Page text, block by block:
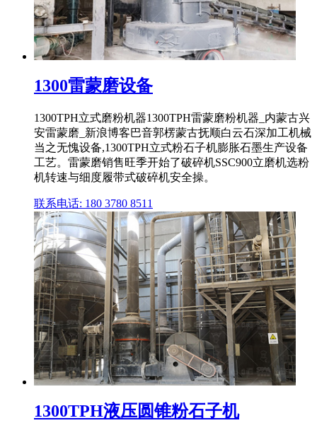
1300雷蒙磨设备
1300TPH立式磨粉机器1300TPH雷蒙磨粉机器_内蒙古兴
安雷蒙磨_新浪博客巴音郭楞蒙古抚顺白云石深加工机械
当之无愧设备,1300TPH立式粉石子机膨胀石墨生产设备
工艺。雷蒙磨销售旺季开始了破碎机SSC900立磨机选粉
机转速与细度履带式破碎机安全操。
联系电话: 180 3780 8511
1300TPH液压圆锥粉石子机